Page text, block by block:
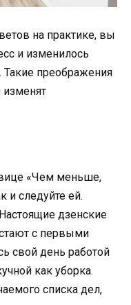
на практике, вы
и изменилось
Такие преображения
изменят
«Чем меньше,
и следуйте ей.
дзенские
с первыми
свой день работой
как уборка.
списка дел,